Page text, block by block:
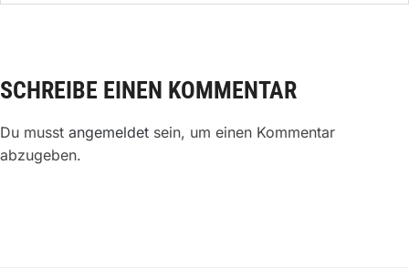
SCHREIBE EINEN KOMMENTAR
Du musst angemeldet sein, um einen Kommentar
abzugeben.